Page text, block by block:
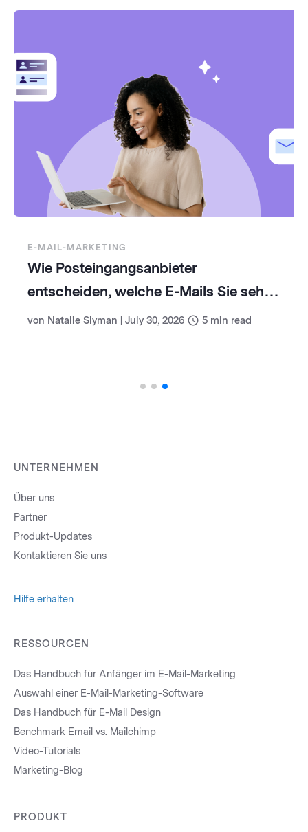
E-MAIL-MARKETING
Wie Posteingangsanbieter
entscheiden, welche E-Mails Sie sehen
(und wie Sie damit umgehen)
von Natalie Slyman July 30, 2026 5 min read
UNTERNEHMEN
Über uns
Partner
Produkt-Updates
Kontaktieren Sie uns
Hilfe erhalten
RESSOURCEN
Das Handbuch für Anfänger im E-Mail-Marketing
Auswahl einer E-Mail-Marketing-Software
Das Handbuch für E-Mail Design
Benchmark Email vs. Mailchimp
Video-Tutorials
Marketing-Blog
PRODUKT